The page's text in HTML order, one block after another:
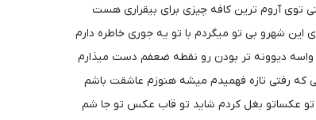
توی آروم ترین کافه چیزی برای بیقراری هست
این شهرو بی تو میگردم با تو یه جوری خاطره دارم
واسه دیوونه تر بودن رو نقطه ضعفم دست میذارم
که رفتی تازه فهمیدم میشه هنوزم عاشقت باشم
عکساتو بغل کردم شاید تو قاب عکس تو جا شم